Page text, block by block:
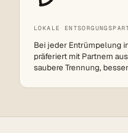
LOKALE
Bei jeder Entrümpelung
präferiert mit Partnern
saubere Trennung,